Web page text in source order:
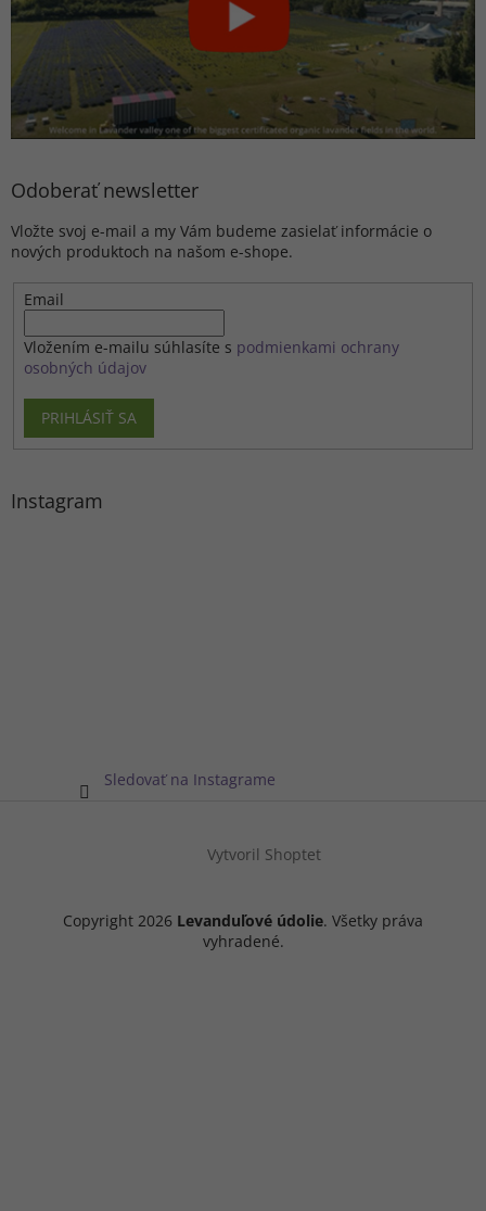
Odoberať newsletter
Vložte svoj e-mail a my Vám budeme zasielať informácie o
nových produktoch na našom e-shope.
Email
Vložením e-mailu súhlasíte s podmienkami ochrany
osobných údajov
PRIHLÁSIŤ SA
Instagram
Sledovať na Instagrame
Vytvoril Shoptet
Copyright 2026 Levanduľové údolie. Všetky práva
vyhradené.